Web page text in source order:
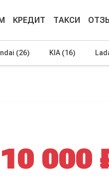
КРЕДИТ ТАКСИ
(26) KIA (16)
000